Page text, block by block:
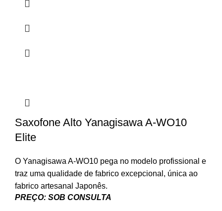
Saxofone Alto Yanagisawa A-WO10
Elite
O Yanagisawa A-WO10 pega no modelo profissional e
traz uma qualidade de fabrico excepcional, única ao
fabrico artesanal Japonês.
PREÇO: SOB CONSULTA